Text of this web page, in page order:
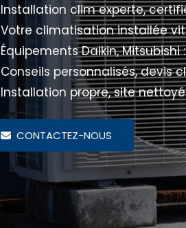
Installation clim experte,
Votre climatisation installée
Équipements Daikin,
Conseils personnalisés, devis
Installation propre, site
CONTACTEZ-NOUS